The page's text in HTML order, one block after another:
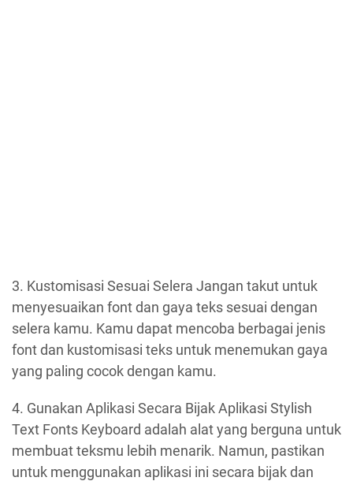
3. Kustomisasi Sesuai Selera Jangan takut untuk
menyesuaikan font dan gaya teks sesuai dengan
selera kamu. Kamu dapat mencoba berbagai jenis
font dan kustomisasi teks untuk menemukan gaya
yang paling cocok dengan kamu.
4. Gunakan Aplikasi Secara Bijak Aplikasi Stylish
Text Fonts Keyboard adalah alat yang berguna untuk
membuat teksmu lebih menarik. Namun, pastikan
untuk menggunakan aplikasi ini secara bijak dan